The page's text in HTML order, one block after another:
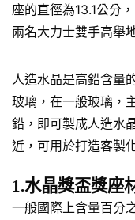
座的直徑為13.1公分
兩名大力士雙手高舉
人造水晶是高鉛含量
玻璃，在一般玻璃，
鉛，即可製成人造水
近，可用於打造客製
1.水晶獎盃獎座
一般國際上含量百分